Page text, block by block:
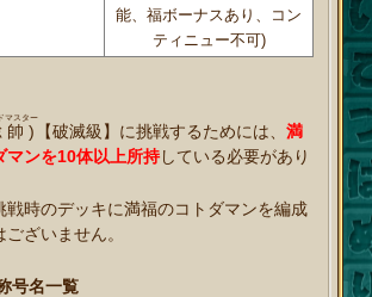
能、福ボーナスあり、コン
ティニュー不可)
帥)
マスター
【破滅級】に挑戦するためには、満
マンを10体以上所持している必要があり
戦時のデッキに満福のコトダマンを編成
ざいません。
号名一覧